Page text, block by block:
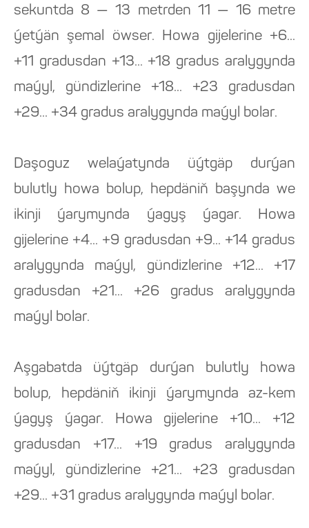
sekuntda 8 — 13 metrden 11 — 16 metre
ýetýän şemal öwser. Howa gijelerine +6...
+11 gradusdan +13... +18 gradus aralygynda
maýyl, gündizlerine +18... +23 gradusdan
+29... +34 gradus aralygynda maýyl bolar.
Daşoguz welaýatynda üýtgäp durýan
bulutly howa bolup, hepdäniň başynda we
ikinji ýarymynda ýagyş ýagar. Howa
gijelerine +4... +9 gradusdan +9... +14 gradus
aralygynda maýyl, gündizlerine +12... +17
gradusdan +21... +26 gradus aralygynda
maýyl bolar.
Aşgabatda üýtgäp durýan bulutly howa
bolup, hepdäniň ikinji ýarymynda az-kem
ýagyş ýagar. Howa gijelerine +10... +12
gradusdan +17... +19 gradus aralygynda
maýyl, gündizlerine +21... +23 gradusdan
+29... +31 gradus aralygynda maýyl bolar.